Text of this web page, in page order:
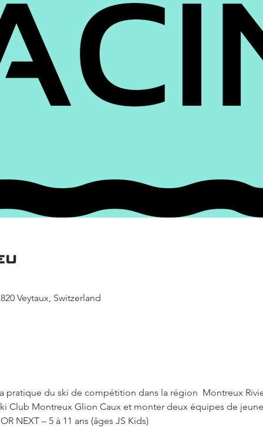
Veytaux, Switzerland
pratique du ski de compétition dans la région  Montreux
Club Montreux Glion Caux et monter deux équipes de
NEXT – 5 à 11 ans (âges JS Kids)